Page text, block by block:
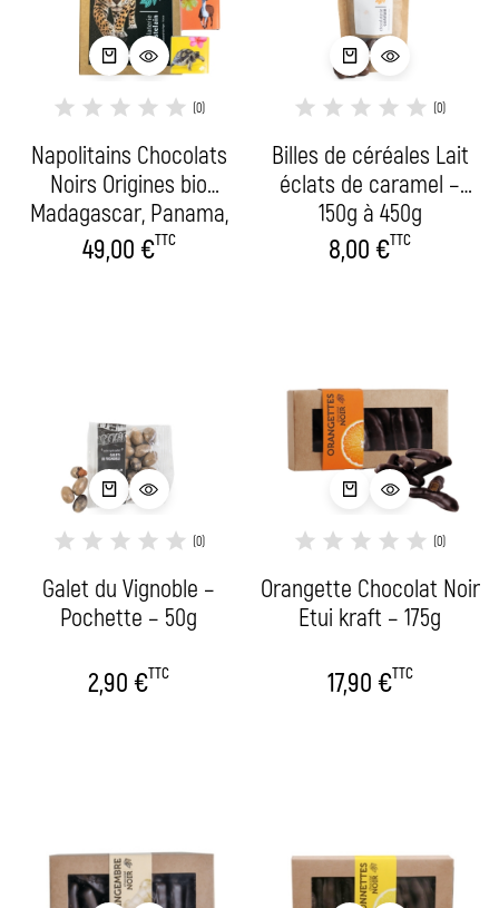
(0)
Napolitains Chocolats
Noirs Origines bio
Madagascar, Panama,
République Dominicaine
et Pérou – 1kg
49,00 €TTC
(0)
Billes de céréales Lait
éclats de caramel –
150g à 450g
8,00€TTC
(0)
Galet du Vignoble –
Pochette – 50g
2,90€TTC
(0)
Orangette Chocolat Noir
Etui kraft – 175g
17,90 €TTC